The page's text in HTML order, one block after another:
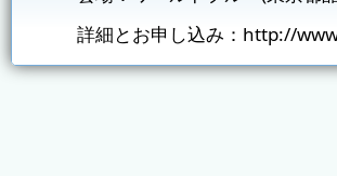
詳細とお申し込み： http://